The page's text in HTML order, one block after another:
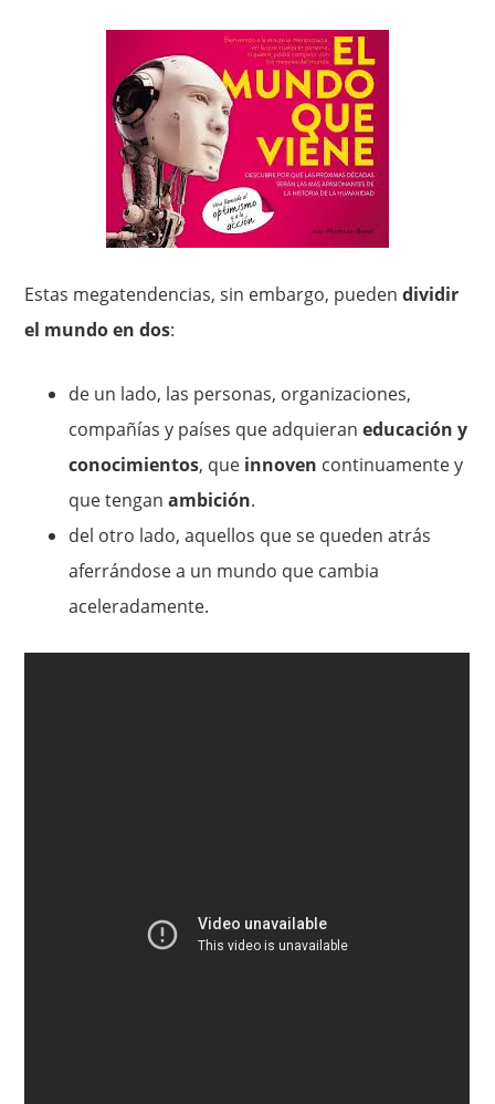
Estas megatendencias, sin embargo, puedendividir
el mundo en dos:
de un lado, las personas, organizaciones,
compañías y países que adquieraneducación y
conocimientos, que innoven continuamente y
que tenganambición.
del otro lado, aquellos que se queden atrás
aferrándose a un mundo que cambia
aceleradamente.